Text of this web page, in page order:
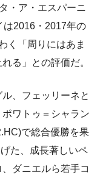
・ア・エスパーニ
は2016・2017年の
く「周りにはあま
る」との評価だ。
、フェッリーネと
ワトゥ＝シャラン
で総合優勝を果
た、成長著しいペ
ダニエルら若手コ